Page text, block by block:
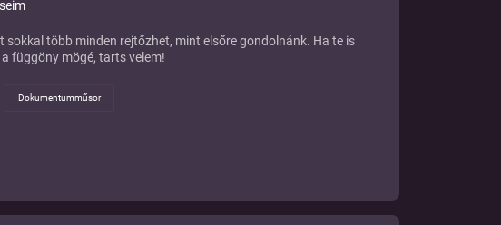
sokkal több minden rejtőzhet, mint elsőre gondolnánk. Ha te is
függöny mögé, tarts velem!
Dokumentumműsor